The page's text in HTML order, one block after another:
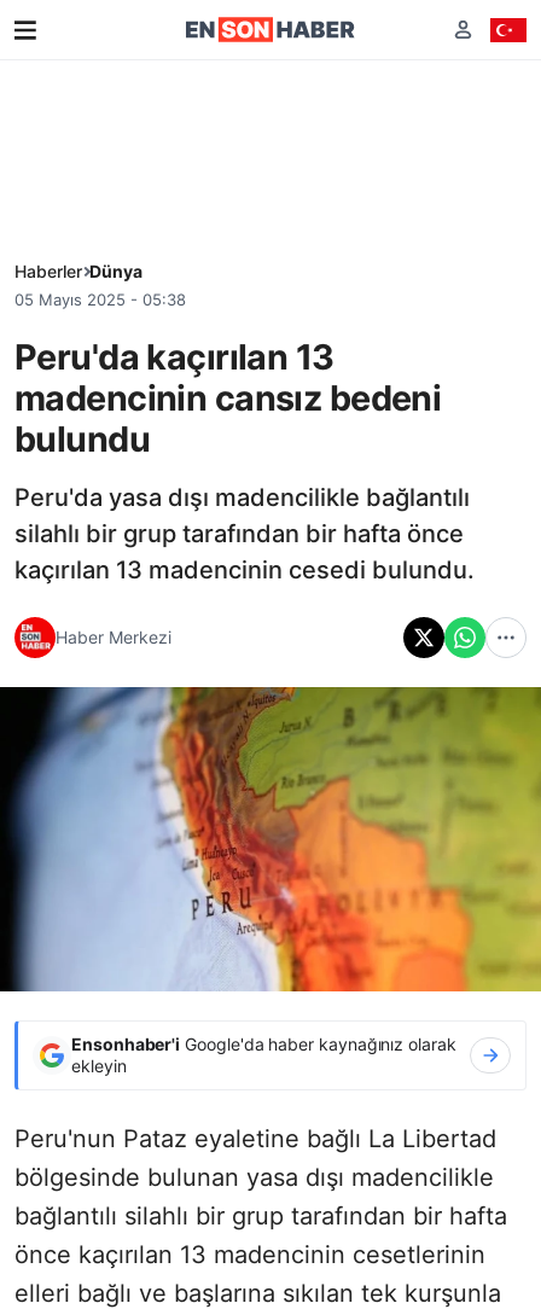
Haberler Dünya
05 Mayıs 2025 - 05:38
Peru'da kaçırılan 13
madencinin cansız bedeni
bulundu
Peru'da yasa dışı madencilikle bağlantılı
silahlı bir grup tarafından bir hafta önce
kaçırılan 13 madencinin cesedi bulundu.
Haber Merkezi
Ensonhaber'i Google'da haber kaynağınız olarak
ekleyin
Peru'nun Pataz eyaletine bağlı La Libertad
bölgesinde bulunan yasa dışı madencilikle
bağlantılı silahlı bir grup tarafından bir hafta
önce kaçırılan 13 madencinin cesetlerinin
elleri bağlı ve başlarına sıkılan tek kurşunla